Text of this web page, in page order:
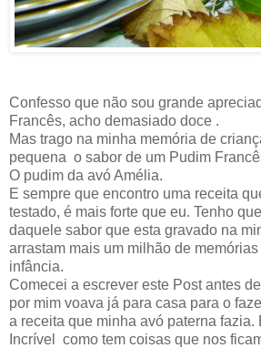
Confesso que não sou grande
Francês, acho demasiado doce .
Mas trago na minha memória de
pequena o sabor de um Pudim
O pudim da avó Amélia.
E sempre que encontro uma receita
testado, é mais forte que eu. Tenho
daquele sabor que esta gravado na
arrastam mais um milhão de
infância.
Comecei a escrever este Post antes
por mim voava já para casa para o
a receita que minha avó paterna fazia.
Incrível como tem coisas que nos